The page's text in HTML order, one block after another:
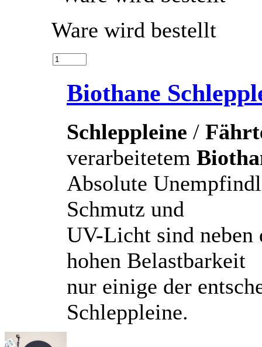
Ware wird bestellt
Biothane
Schleppleine /
verarbeitetem
Absolute
Schmutz und
UV-Licht sind neben
hohen Belastbarkeit
nur einige der
Schleppleine.